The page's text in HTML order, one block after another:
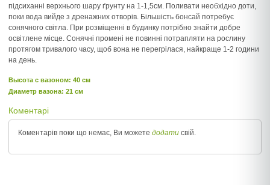
підсиханні верхнього шару ґрунту на 1-1,5см. Поливати необхідно доти,
поки вода вийде з дренажних отворів. Більшість бонсай потребує
сонячного світла. При розміщенні в будинку потрібно знайти добре
освітлене місце. Сонячні промені не повинні потрапляти на рослину
протягом тривалого часу, щоб вона не перегрілася, найкраще 1-2 години
на день.
Высота c вазоном: 40 см
Диаметр вазона: 21 см
Коментарі
Коментарів поки що немає, Ви можете додати свій.